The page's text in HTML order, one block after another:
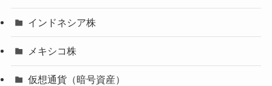
インドネシア株
メキシコ株
仮想通貨（暗号資産）